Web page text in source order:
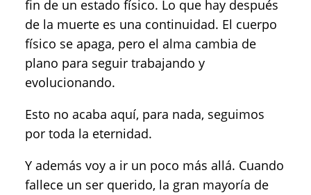
fin de un estado físico. Lo que hay después
de la muerte es una continuidad. El cuerpo
físico se apaga, pero el alma cambia de
plano para seguir trabajando y
evolucionando.
Esto no acaba aquí, para nada, seguimos
por toda la eternidad.
Y además voy a ir un poco más allá. Cuando
fallece un ser querido, la gran mayoría de